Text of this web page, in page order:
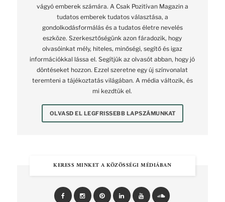
vágyó emberek számára. A Csak Pozitívan Magazin a
tudatos emberek tudatos választása, a
gondolkodásformálás és a tudatos életre nevelés
eszköze. Szerkesztőségünk azon fáradozik, hogy
olvasóinkat mély, hiteles, minőségi, segítő és igaz
információkkal lássa el. Segítjük az olvasót abban, hogy jó
döntéseket hozzon. Ezzel szeretne egy új színvonalat
teremteni a tájékoztatás világában. A média változik, és
mi kezdtük el.
OLVASD EL LEGFRISSEBB LAPSZÁMUNKAT
KERESS MINKET A KÖZÖSSÉGI MÉDIÁBAN